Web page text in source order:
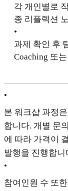
각 개인별로
종 리플렉션
•
과제 확인 후
Coaching 또
•
본 워크샵 과정
합니다. 개별 문
에 따라 가격이
발행을 진행합니
•
참여인원 수 또